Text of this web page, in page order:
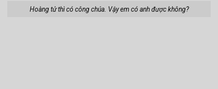
Hoàng tử thì có công chúa. Vậy em có anh được không?